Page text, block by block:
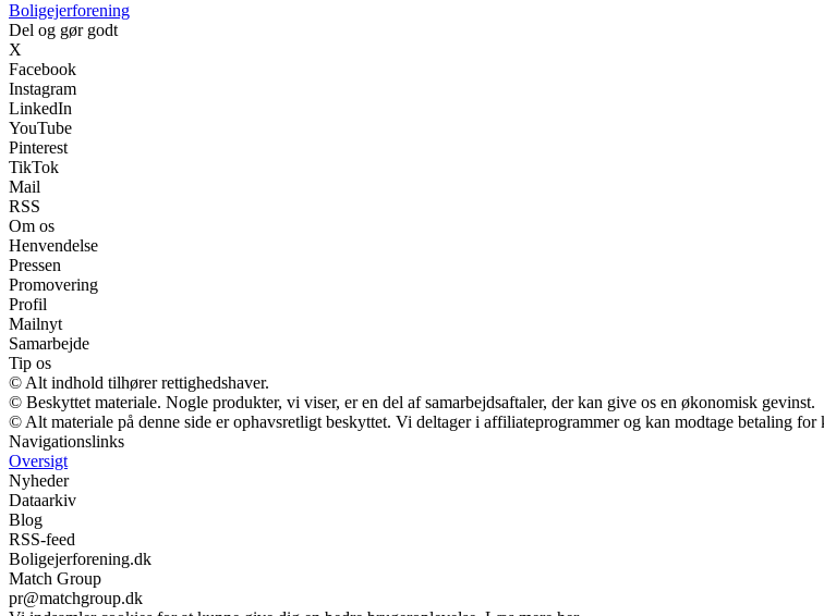
Boligejerforening
Del og gør godt
X
Facebook
Instagram
LinkedIn
YouTube
Pinterest
TikTok
Mail
RSS
Om os
Henvendelse
Pressen
Promovering
Profil
Mailnyt
Samarbejde
Tip os
© Alt indhold tilhører rettighedshaver.
© Beskyttet materiale. Nogle produkter, vi viser, er en del af samarbejdsaftaler, der kan give os en økonomisk gevinst.
© Alt materiale på denne side er ophavsretligt beskyttet. Vi deltager i affiliateprogrammer og kan modtage betaling
Navigationslinks
Oversigt
Nyheder
Dataarkiv
Blog
RSS-feed
Boligejerforening.dk
Match Group
pr@matchgroup.dk